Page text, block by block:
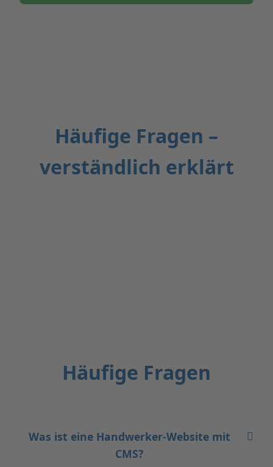
Häufige Fragen –
verständlich erklärt
Häufige Fragen
Was ist eine Handwerker-Website mit
CMS?